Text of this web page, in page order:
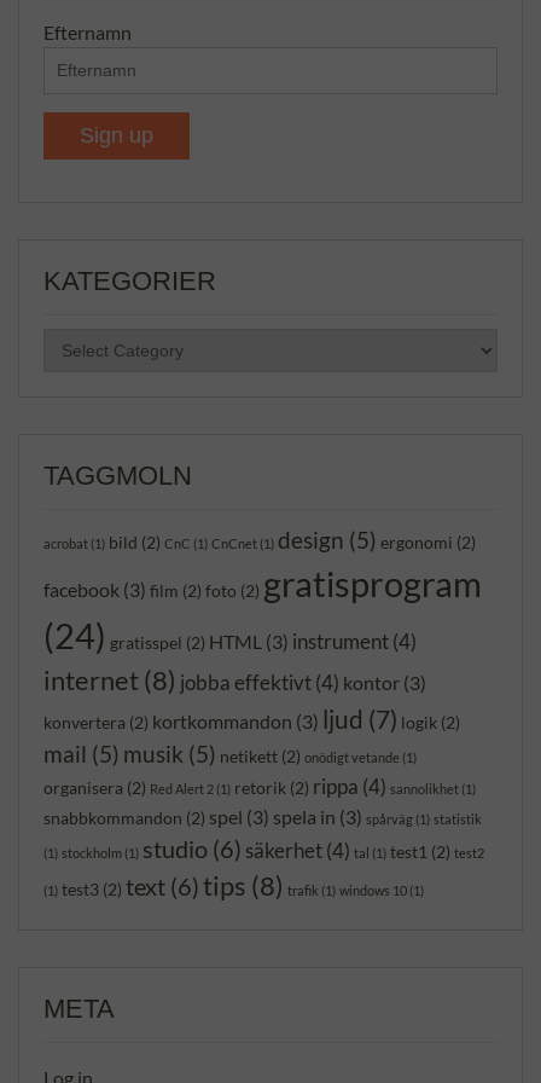
Efternamn
KATEGORIER
KATEGORIER
TAGGMOLN
acrobat (1) bild (2) CnC (1) CnCnet (1) design (5) ergonomi (2)
facebook (3) film (2) foto (2) gratisprogram
(24) gratisspel (2) HTML (3) instrument(4)
internet(8) jobba effektivt(4) kontor (3)
konvertera (2) kortkommandon (3) ljud (7) logik (2)
mail (5) musik (5) netikett (2) onödigt vetande (1)
organisera (2) Red Alert 2 (1) retorik (2) rippa (4) sannolikhet (1)
snabbkommandon (2) spel (3) spela in (3) spårväg (1) statistik
(1) stockholm (1) studio (6) säkerhet(4) tal (1) test1 (2) test2
(1) test3 (2) text (6)tips (8) trafik (1) windows 10 (1)
META
Log in